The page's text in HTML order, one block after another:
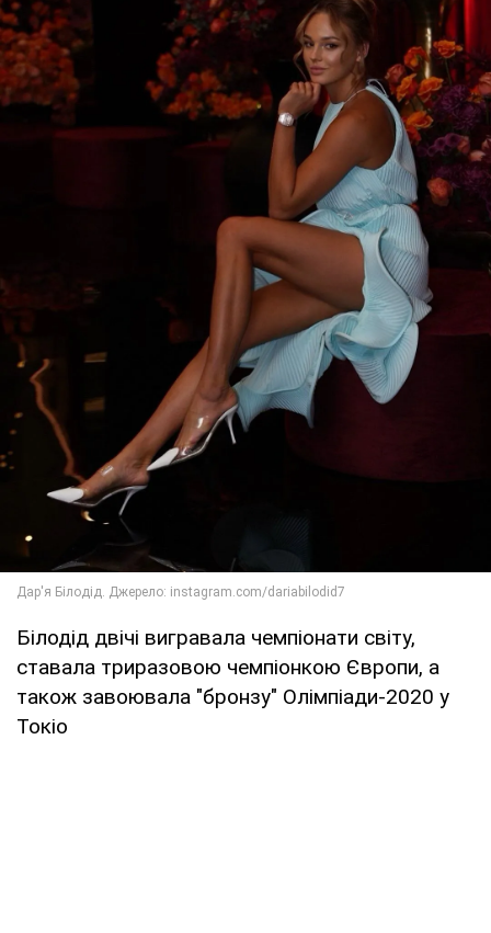
Білодід двічі вигравала чемпіонати світу,
ставала триразовою чемпіонкою Європи, а
також завоювала "бронзу" Олімпіади-2020 у
Токіо